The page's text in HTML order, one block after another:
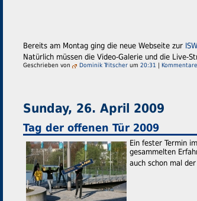
Bereits am Montag ging die neue Webseite zur
Natürlich müssen die Video-Galerie und die Live-
Geschrieben von Dominik Tritscher um 20:31 |
Sunday, 26. April 2009
Tag der offenen Tür 2009
Ein fester Termin
gesammelten
auch schon mal